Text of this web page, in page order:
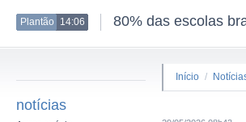
Plantão 14:06 80% das escolas
notícias
Início /